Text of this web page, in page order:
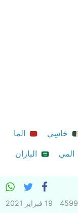
حَاسِي
الما
المي البازان
4599 19 فبراير 2021